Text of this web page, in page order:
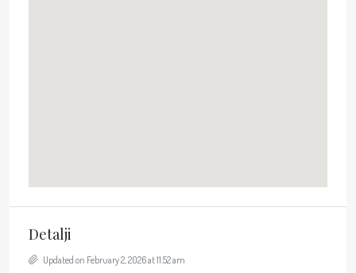
Detalji
Updated on February 2, 2026 at 11:52 am